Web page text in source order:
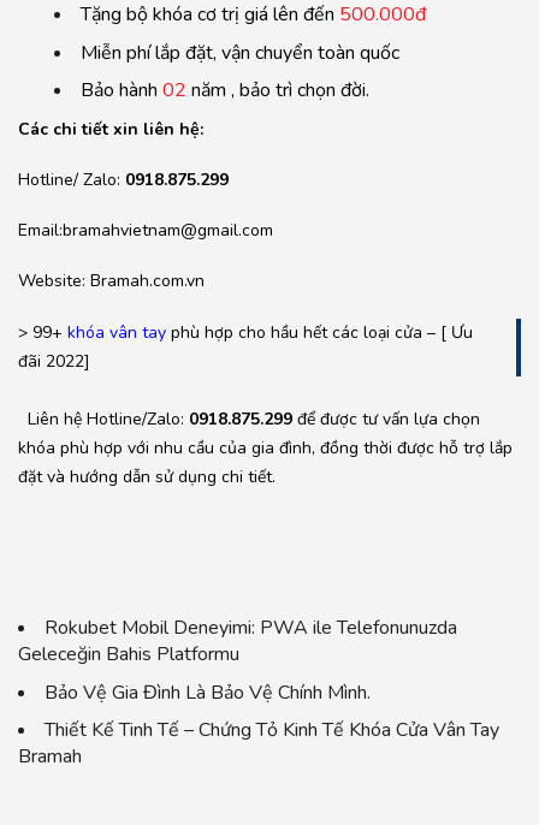
Tặng bộ khóa cơ trị giá lên đến 500.000đ
Miễn phí lắp đặt, vận chuyển toàn quốc
Bảo hành 02 năm , bảo trì chọn đời.
Các chi tiết xin liên hệ:
Hotline/ Zalo: 0918.875.299
Email:bramahvietnam@gmail.com
Website: Bramah.com.vn
> 99+ khóa vân tay phù hợp cho hầu hết các loại cửa – [ Ưu
đãi 2022]
Liên hệ Hotline/Zalo: 0918.875.299 để được tư vấn lựa chọn
khóa phù hợp với nhu cầu của gia đình, đồng thời được hỗ trợ lắp
đặt và hướng dẫn sử dụng chi tiết.
Rokubet Mobil Deneyimi: PWA ile Telefonunuzda
Geleceğin Bahis Platformu
Bảo Vệ Gia Đình Là Bảo Vệ Chính Mình.
Thiết Kế Tinh Tế – Chứng Tỏ Kinh Tế Khóa Cửa Vân Tay
Bramah